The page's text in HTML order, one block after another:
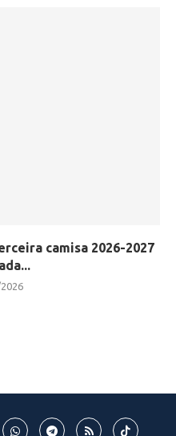
camisa 2026-2027